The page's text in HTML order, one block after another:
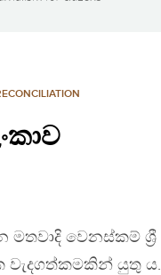
වෙනස්කම් ශ්‍රී
වැදගත්කමකින් යුතු ය.